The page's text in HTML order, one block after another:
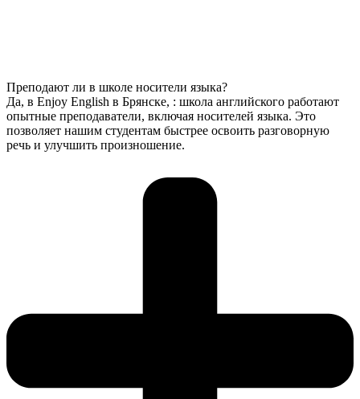
Преподают ли в школе носители языка?
Да, в Enjoy English в Брянске, : школа английского работают
опытные преподаватели, включая носителей языка. Это
позволяет нашим студентам быстрее освоить разговорную
речь и улучшить произношение.